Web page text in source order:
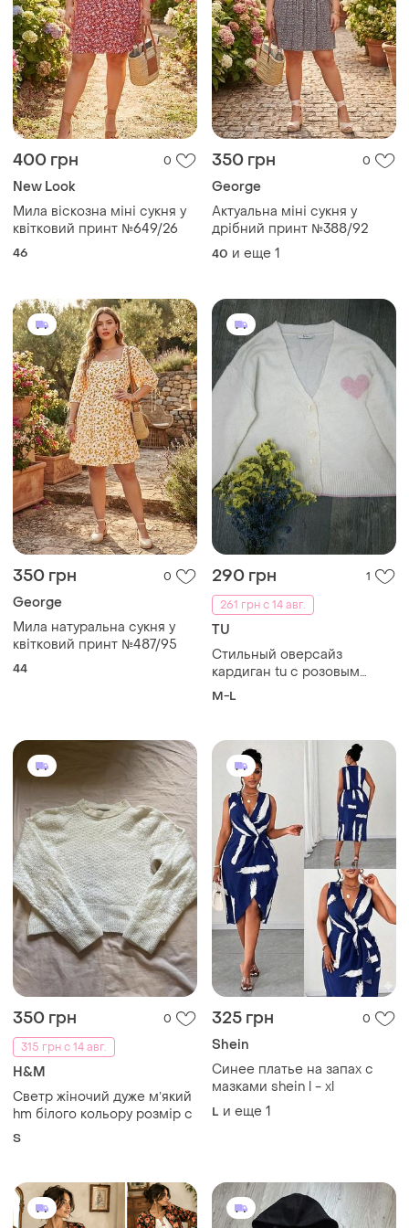
400 грн 0
New Look
Мила віскозна міні сукня у
квітковий принт №649/26
46
350 грн 0
George
Актуальна міні сукня у
дрібний принт №388/92
40 и еще 1
350 грн 0
George
Мила натуральна сукня у
квітковий принт №487/95
44
290 грн
1
261 грн с 14 авг.
TU
Стильный оверсайз
кардиган tu с розовым
сердечком размер м
M-L
350 грн
0
315 грн с 14 авг.
H&M
Светр жіночий дуже мʼякий
hm білого кольору розмір с
S
325 грн 0
Shein
Синее платье на запах с
мазками shein l - xl
L и еще 1